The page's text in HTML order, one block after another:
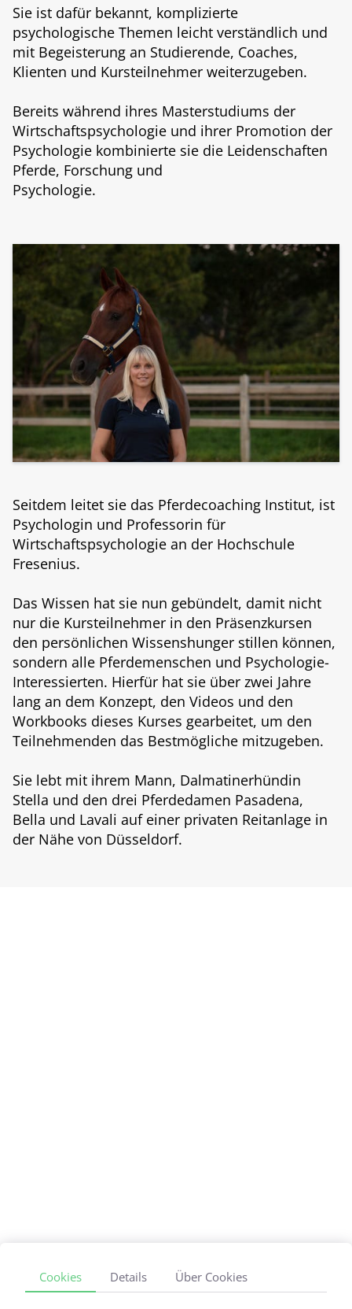
Cookies Details Über Cookies
Sie ist dafür bekannt, komplizierte
psychologische Themen leicht verständlich und
mit Begeisterung an Studierende, Coaches,
Klienten und Kursteilnehmer weiterzugeben.
Bereits während ihres Masterstudiums der
Wirtschaftspsychologie und ihrer Promotion der
Psychologie kombinierte sie die Leidenschaften
Pferde, Forschung und
Psychologie.
Seitdem leitet sie das Pferdecoaching Institut, ist
Psychologin und Professorin für
Wirtschaftspsychologie an der Hochschule
Fresenius.
Das Wissen hat sie nun gebündelt, damit nicht
nur die Kursteilnehmer in den Präsenzkursen
den persönlichen Wissenshunger stillen können,
sondern alle Pferdemenschen und Psychologie-
Interessierten. Hierfür hat sie über zwei Jahre
lang an dem Konzept, den Videos und den
Workbooks dieses Kurses gearbeitet, um den
Teilnehmenden das Bestmögliche mitzugeben.
Sie lebt mit ihrem Mann, Dalmatinerhündin
Stella und den drei Pferdedamen Pasadena,
Bella und Lavali auf einer privaten Reitanlage in
der Nähe von Düsseldorf.